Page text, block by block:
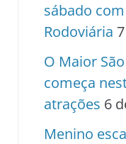
sábado
Rodoviária
O Maior
começa
atrações 6
Menino